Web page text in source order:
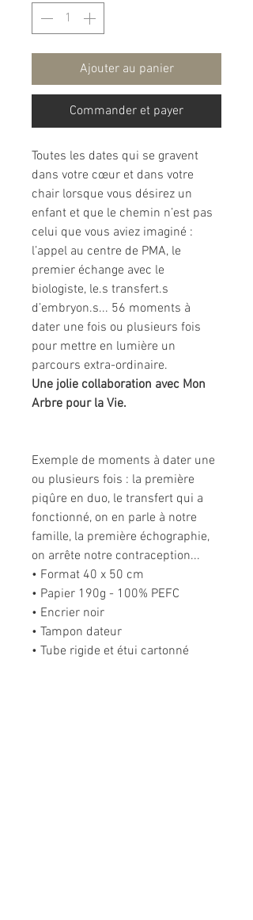
Ajouter au panier
Commander et payer
Toutes les dates qui se gravent
dans votre cœur et dans votre
chair lorsque vous désirez un
enfant et que le chemin n’est pas
celui que vous aviez imaginé :
l’appel au centre de PMA, le
premier échange avec le
biologiste, le.s transfert.s
d’embryon.s... 56 moments à
dater une fois ou plusieurs fois
pour mettre en lumière un
parcours extra-ordinaire.
Une jolie collaboration avec Mon
Arbre pour la Vie.
Exemple de moments à dater une
ou plusieurs fois : la première
piqûre en duo, le transfert qui a
fonctionné, on en parle à notre
famille, la première échographie,
on arrête notre contraception...
• Format 40 x 50 cm
• Papier 190g - 100% PEFC
• Encrier noir
• Tampon dateur
• Tube rigide et étui cartonné